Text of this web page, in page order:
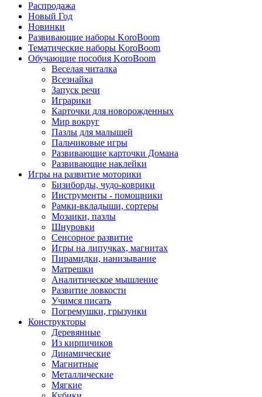
Распродажа
Новый Год
Новинки
Развивающие наборы KoroBoom
Тематические наборы KoroBoom
Обучающие пособия KoroBoom
Веселая читалка
Всезнайка
Запуск речи
Играрики
Карточки для новорожденных
Мир вокруг
Пазлы для малышей
Пальчиковые игры
Развивающие карточки Домана
Развивающие наклейки
Игры на развитие моторики
Бизиборды, чудо-коврики
Инструменты - помощники
Рамки-вкладыши, сортеры
Мозаики, пазлы
Шнуровки
Сенсорное развитие
Игры на липучках, магнитах
Пирамидки, нанизывание
Матрешки
Аналитическое мышление
Развитие ловкости
Учимся писать
Погремушки, грызунки
Конструкторы
Деревянные
Из кирпичиков
Динамические
Магнитные
Металлические
Мягкие